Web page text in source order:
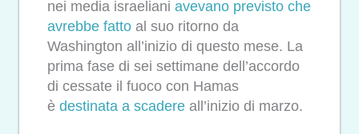
nei media israeliani avevano previsto che
avrebbe fatto al suo ritorno da
Washington all’inizio di questo mese. La
prima fase di sei settimane dell’accordo
di cessate il fuoco con Hamas
è destinata a scadere all’inizio di marzo.